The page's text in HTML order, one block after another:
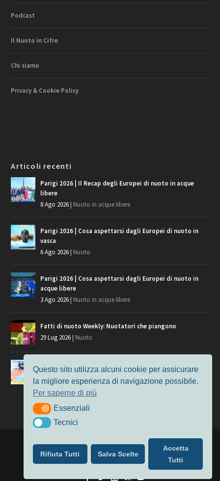
Podcast
Il Nuoto in Cifre
Chi siamo
Privacy & Cookie Policy
Articoli recenti
Parigi 2026 | Il Recap degli Europei di nuoto in acque
libere
8 Ago 2026 Nuoto in acque libere
Parigi 2026 | Cosa aspettarsi dagli Europei di nuoto in
vasca
6 Ago 2026 Nuoto
Parigi 2026 | Cosa aspettarsi dagli Europei di nuoto in
acque libere
3 Ago 2026 Nuoto in acque libere
Fatti di nuoto Weekly: Nuotatori che piangono
29 Lug 2026 Nuoto
Giochi del Mediterraneo, i convocati del nuoto per
Taranto 2026
9 Lug 2026
Nuoto
| Alimentato da
Nuoto
MasterS Podcast Il Nuoto in Cifre
Privacy & Cookie Policy
Questo sito utilizza alcuni cookie per assicurare
la migliore esperienza di navigazione possibile.
Per saperne di più
EssenzialiEssenziali
TecniciTecnici
Rifiuta Tutti Salva Scelte
Accetta
Tutti